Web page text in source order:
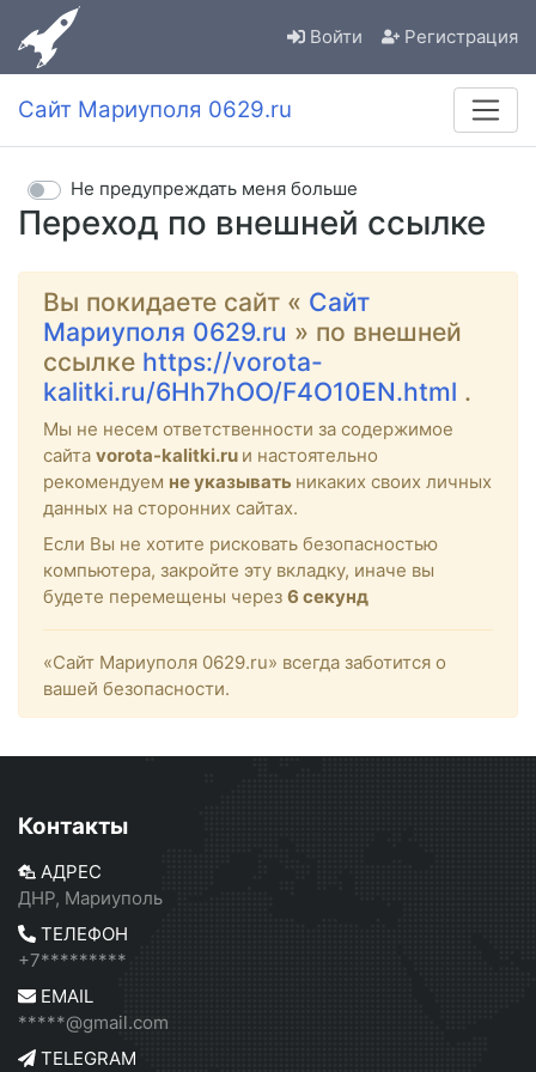
Войти Регистрация
Сайт Мариуполя 0629.ru
Переход по внешней ссылке
Не предупреждать меня больше
Вы покидаете сайт « Сайт
Мариуполя 0629.ru » по внешней
ссылке https://vorota-
kalitki.ru/6Hh7hOO/F4O10EN.html .
Мы не несем ответственности за содержимое
сайта vorota-kalitki.ru и настоятельно
рекомендуем не указывать никаких своих личных
данных на сторонних сайтах.
Если Вы не хотите рисковать безопасностью
компьютера, закройте эту вкладку, иначе вы
будете перемещены через 6 секунд
«Сайт Мариуполя 0629.ru» всегда заботится о
вашей безопасности.
Контакты
АДРЕС
ДНР, Мариуполь
ТЕЛЕФОН
+7*********
EMAIL
*****@gmail.com
TELEGRAM